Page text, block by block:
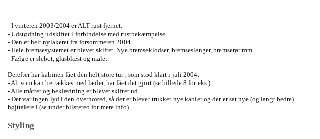
-----------------------------------------------------------------------------------------------------
- I vinteren 2003/2004 er ALT rust fjernet.
- Udstødning udskiftet i forbindelse med rustbekæmpelse.
- Den er helt nylakeret fra forsommeren 2004
- Hele bremsesystemet er blevet skiftet. Nye bremseklodser, bremseslanger, bremserør mm.
- Fælge er slebet, glasblæst og malet.
Derefter har kabinen fået den helt store tur , som stod klart i juli 2004.
- Alt som kan betrækkes med læder, har fået det gjort (se billede 8 for eks.)
- Alle måtter og beklædning er blevet skiftet ud.
- Der var ingen lyd i den overhoved, så der er blevet trukket nye kabler og der er sat nye (og langt bedre)
højttalere i (se under bilstereo for mere info).
Styling